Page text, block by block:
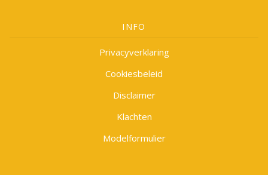
INFO
Privacyverklaring
Cookiesbeleid
Disclaimer
Klachten
Modelformulier